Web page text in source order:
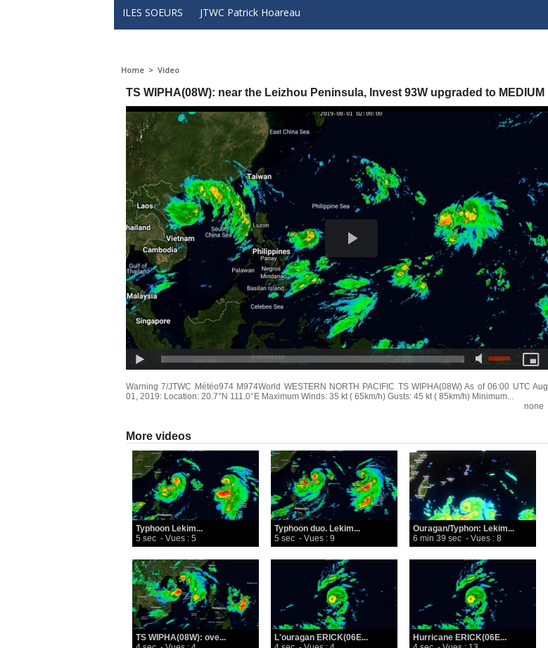
ILES SOEURS JTWC Patrick Hoareau
Home > Video
TS WIPHA(08W): near the Leizhou Peninsula, Invest 93W upgraded to MEDIUM
Warning 7/JTWC Météo974 M974World WESTERN NORTH PACIFIC TS WIPHA(08W) As of 06:00 UTC Aug
01, 2019: Location: 20.7°N 111.0°E Maximum Winds: 35 kt ( 65km/h) Gusts: 45 kt ( 85km/h) Minimum...
none
More videos
Typhoon Lekim...
5 sec - Vues : 5
Typhoon duo. Lekim...
5 sec - Vues : 9
Ouragan/Typhon: Lekim...
6 min 39 sec - Vues : 8
TS WIPHA(08W): ove...
L'ouragan ERICK(06E...
Hurricane ERICK(06E...